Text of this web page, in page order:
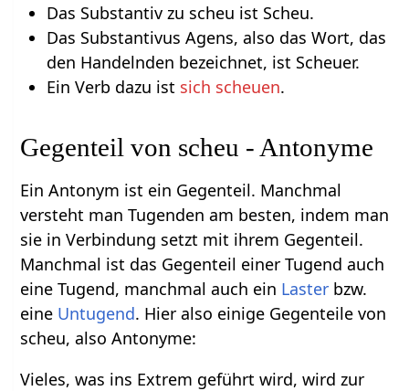
Das Substantiv zu scheu ist Scheu.
Das Substantivus Agens, also das Wort, das
den Handelnden bezeichnet, ist Scheuer.
Ein Verb dazu ist sich scheuen.
Gegenteil von scheu - Antonyme
Ein Antonym ist ein Gegenteil. Manchmal
versteht man Tugenden am besten, indem man
sie in Verbindung setzt mit ihrem Gegenteil.
Manchmal ist das Gegenteil einer Tugend auch
eine Tugend, manchmal auch ein Laster bzw.
eine Untugend. Hier also einige Gegenteile von
scheu, also Antonyme:
Vieles, was ins Extrem geführt wird, wird zur